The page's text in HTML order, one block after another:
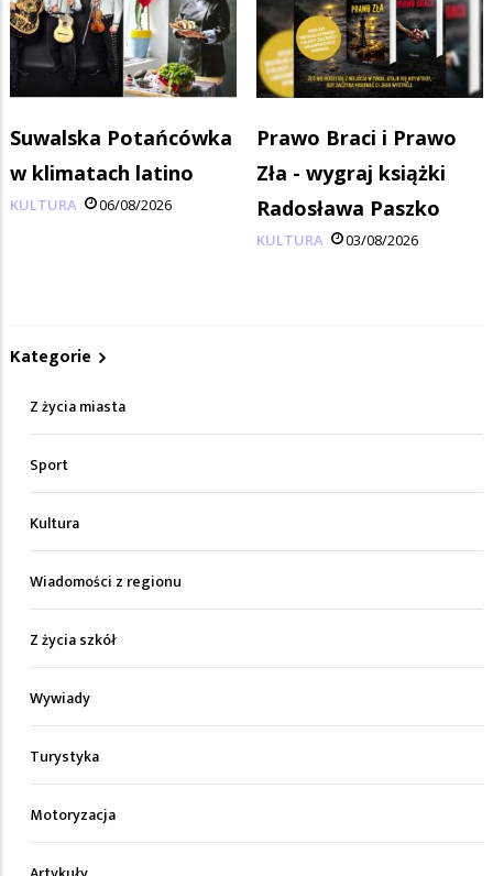
Suwalska Potańcówka
w klimatach latino
KULTURA 06/08/2026
Prawo Braci i Prawo
Zła - wygraj książki
Radosława Paszko
KULTURA 03/08/2026
Kategorie
Z życia miasta
Sport
Kultura
Wiadomości z regionu
Z życia szkół
Wywiady
Turystyka
Motoryzacja